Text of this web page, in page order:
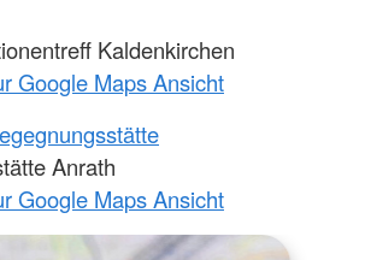
Kaldenkirchen
Google Maps Ansicht
Anrath
Google Maps Ansicht